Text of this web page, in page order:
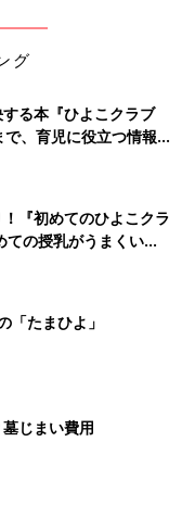
グ
る本『ひよこクラブ
、育児に役立つ情報が
『初めてのひよこクラ
ての授乳がうまくい
夏のトラブル 解決テ
「たまひよ」
じまい費用